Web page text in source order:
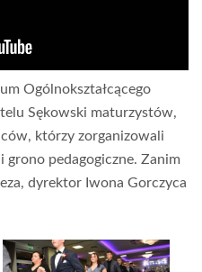
Ogólnokształcącego
Sękowski maturzystów,
którzy zorganizowali
pedagogiczne. Zanim
dyrektor Iwona Gorczyca